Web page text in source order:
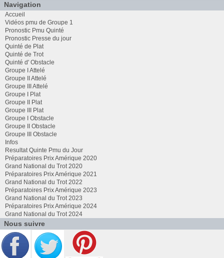
Navigation
Accueil
Vidéos pmu de Groupe 1
Pronostic Pmu Quinté
Pronostic Presse du jour
Quinté de Plat
Quinté de Trot
Quinté d' Obstacle
Groupe I Attelé
Groupe II Attelé
Groupe III Attelé
Groupe I Plat
Groupe II Plat
Groupe III Plat
Groupe I Obstacle
Groupe II Obstacle
Groupe III Obstacle
Infos
Resultat Quinte Pmu du Jour
Préparatoires Prix Amérique 2020
Grand National du Trot 2020
Préparatoires Prix Amérique 2021
Grand National du Trot 2022
Préparatoires Prix Amérique 2023
Grand National du Trot 2023
Préparatoires Prix Amérique 2024
Grand National du Trot 2024
Nous suivre